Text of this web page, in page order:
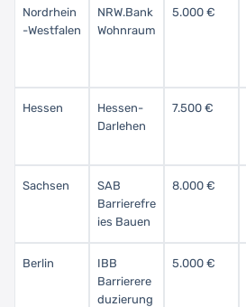
Nordrhein
-Westfalen
NRW.Bank
Wohnraum
5.000 €
Hessen
Hessen-
Darlehen
7.500 €
Sachsen
SAB
Barrierefre
ies Bauen
8.000 €
Berlin
IBB
Barrierere
duzierung
5.000 €